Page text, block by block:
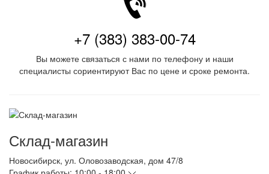
+7 (383) 383-00-74
Вы можете связаться с нами по телефону и наши
специалисты сориентируют Вас по цене и сроке ремонта.
Склад-магазин
Новосибирск, ул. Оловозаводская, дом 47/8